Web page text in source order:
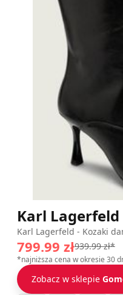
Karl Lagerfeld
Karl Lagerfeld - Kozaki
799.99 zł939.99 zł*
*najniższa cena w okresie 30
Zobacz w sklepie